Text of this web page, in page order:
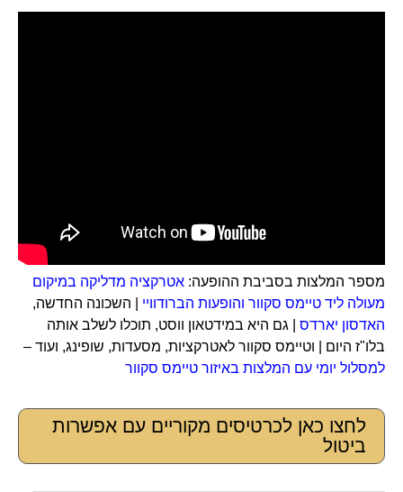
מספר המלצות בסביבת ההופעה: אטרקציה מדליקה במיקום
מעולה ליד טיימס סקוור והופעות הברודוויי | השכונה החדשה,
האדסון יארדס | גם היא במידטאון ווסט, תוכלו לשלב אותה
בלו"ז היום | וטיימס סקוור לאטרקציות, מסעדות, שופינג, ועוד –
למסלול יומי עם המלצות באיזור טיימס סקוור
לחצו כאן לכרטיסים מקוריים עם אפשרות
ביטול